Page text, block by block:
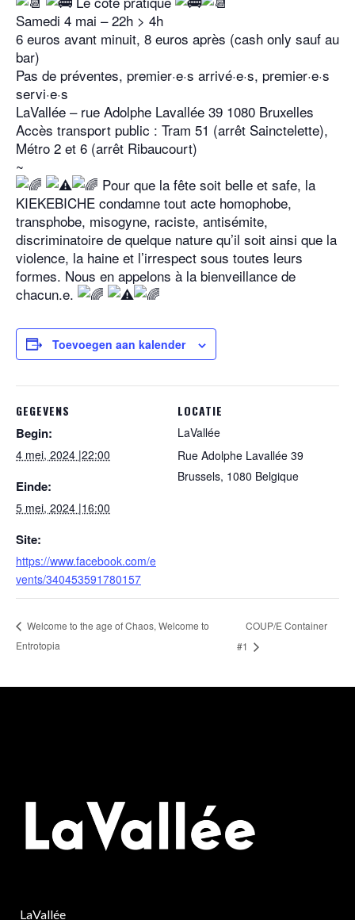
Samedi 4 mai – 22h > 4h
6 euros avant minuit, 8 euros après (cash only sauf au
bar)
Pas de préventes, premier·e·s arrivé·e·s, premier·e·s
servi·e·s
LaVallée – rue Adolphe Lavallée 39 1080 Bruxelles
Accès transport public : Tram 51 (arrêt Sainctelette),
Métro 2 et 6 (arrêt Ribaucourt)
~
Pour que la fête soit belle et safe, la
KIEKEBICHE condamne tout acte homophobe,
transphobe, misogyne, raciste, antisémite,
discriminatoire de quelque nature qu’il soit ainsi que la
violence, la haine et l’irrespect sous toutes leurs
formes. Nous en appelons à la bienveillance de
chacun.e.
Toevoegen aan kalender
GEGEVENS
Begin:
4 mei, 2024 |22:00
Einde:
5 mei, 2024 |16:00
Site:
https://www.facebook.com/e
vents/340453591780157
LOCATIE
LaVallée
Rue Adolphe Lavallée 39
Brussels, 1080 Belgique
Welcome to the age of Chaos, Welcome to
Entrotopia
COUP/E Container
#1
LaVallée